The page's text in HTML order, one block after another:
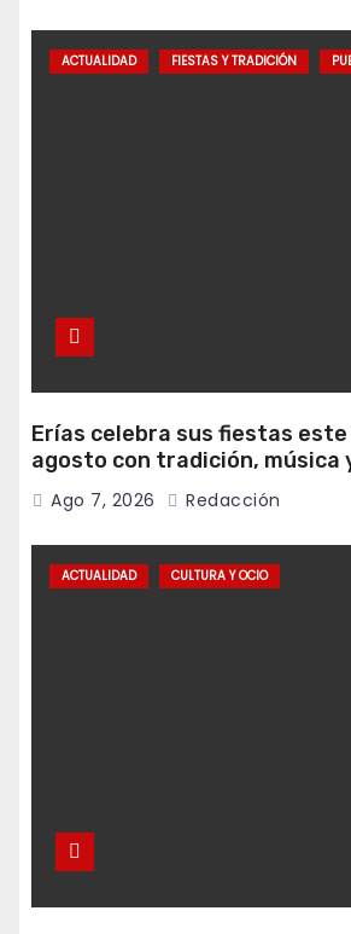
ACTUALIDAD FIESTAS Y TRADICIÓN
Erías celebra sus fiestas este
agosto con tradición, música
vecinal
Ago 7, 2026 Redacción
ACTUALIDAD CULTURA Y OCIO